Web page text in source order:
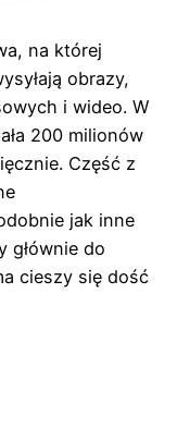
na której
obrazy,
i wideo. W
200 milionów
Część z
jak inne
głównie do
cieszy się dość